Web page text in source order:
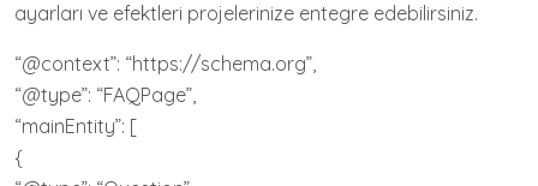
ayarları ve efektleri projelerinize entegre edebilirsiniz.
“@context”: “https://schema.org”,
“@type”: “FAQPage”,
“mainEntity”: [
{